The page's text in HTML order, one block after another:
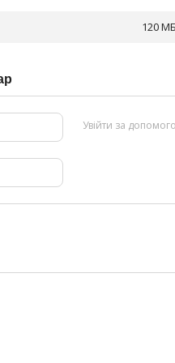
120
Увійти за